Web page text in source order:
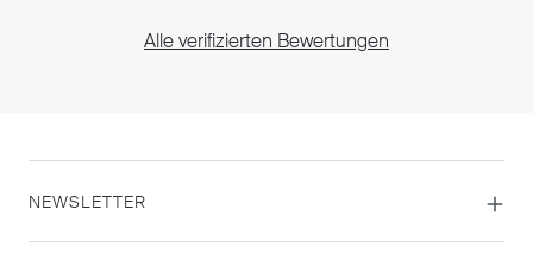
Alle verifizierten Bewertungen
NEWSLETTER